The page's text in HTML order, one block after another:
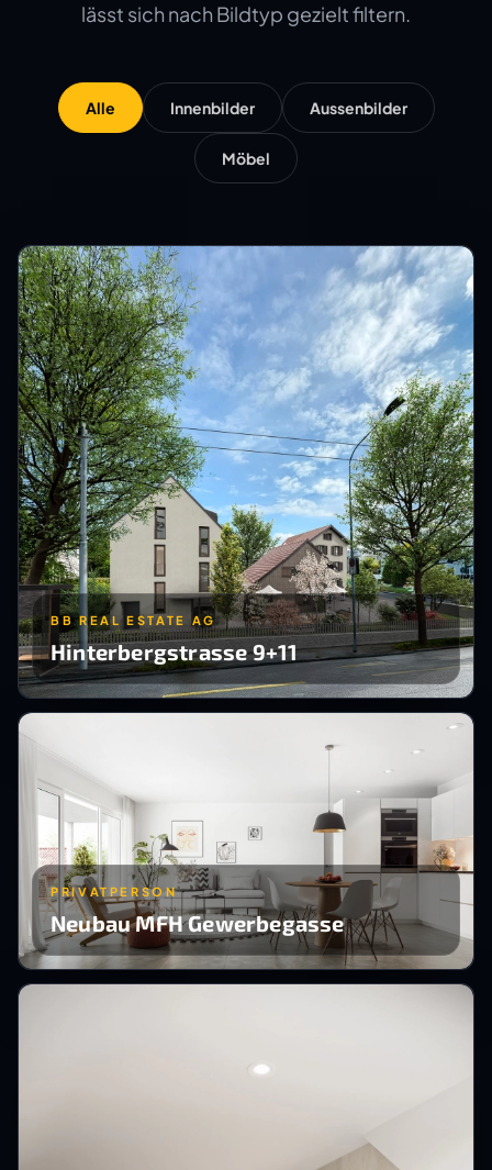
lässt sich nach Bildtyp gezielt filtern.
Alle Innenbilder Aussenbilder
Möbel
BB REAL ESTATE AG
Hinterbergstrasse 9+11
PRIVATPERSON
Neubau MFH Gewerbegasse